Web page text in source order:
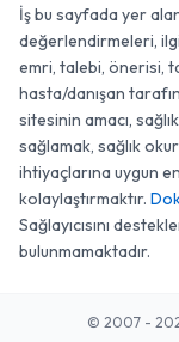
İş bu sayfada yer
değerlendirmeleri,
emri, talebi, önerisi,
hasta/danışan
sitesinin amacı,
sağlamak, sağlık
ihtiyaçlarına uygun
kolaylaştırmaktır.
Sağlayıcısını
bulunmamaktadır.
© 2007 -